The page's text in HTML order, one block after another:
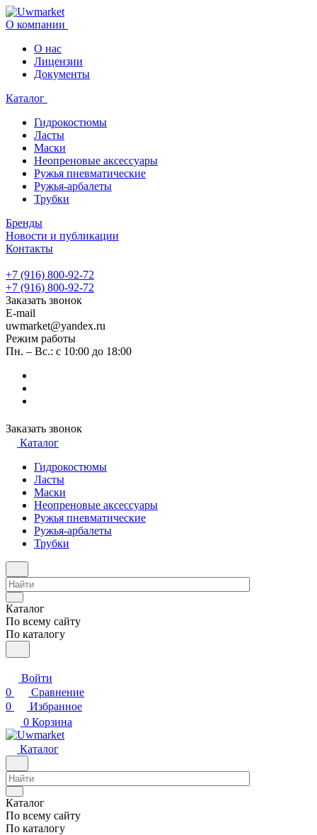
О компании
О нас
Лицензии
Документы
Каталог
Гидрокостюмы
Ласты
Маски
Неопреновые аксессуары
Ружья пневматические
Ружья-арбалеты
Трубки
Бренды
Новости и публикации
Контакты
+7 (916) 800-92-72
+7 (916) 800-92-72
Заказать звонок
E-mail
uwmarket@yandex.ru
Режим работы
Пн. – Вс.: с 10:00 до 18:00
Заказать звонок
Каталог
Гидрокостюмы
Ласты
Маски
Неопреновые аксессуары
Ружья пневматические
Ружья-арбалеты
Трубки
Каталог
По всему сайту
По каталогу
Войти
0
Сравнение
0
Избранное
0 Корзина
Каталог
Каталог
По всему сайту
По каталогу